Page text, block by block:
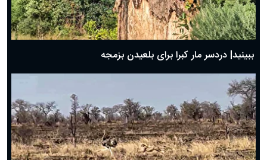
ببینید| دردسر مار کبرا برای بلعیدن بزمجه